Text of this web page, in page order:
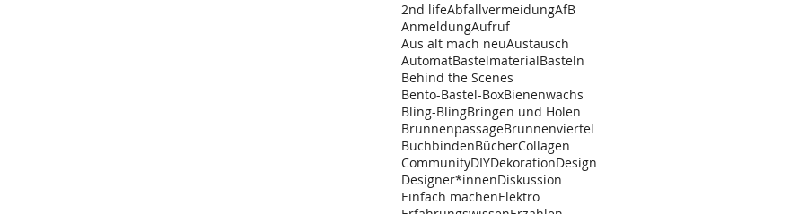
2nd lifeAbfallvermeidungAfB
AnmeldungAufruf
Aus alt mach neuAustausch
AutomatBastelmaterialBasteln
Behind the Scenes
Bento-Bastel-BoxBienenwachs
Bling-BlingBringen und Holen
BrunnenpassageBrunnenviertel
BuchbindenBücherCollagen
CommunityDIYDekorationDesign
Designer*innenDiskussion
Einfach machenElektro